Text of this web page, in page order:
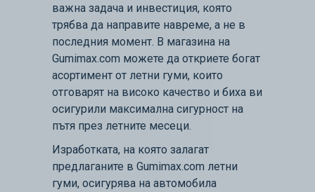
важна задача и инвестиция, която
трябва да направите навреме, а не в
последния момент. В магазина на
Gumimax.com можете да откриете богат
асортимент от летни гуми, които
отговарят на високо качество и биха ви
осигурили максимална сигурност на
пътя през летните месеци.
Изработката, на която залагат
предлаганите в Gumimax.com летни
гуми, осигурява на автомобила